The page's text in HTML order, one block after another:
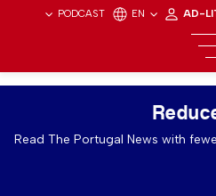
PODCAST EN AD-
Read The Portugal News with